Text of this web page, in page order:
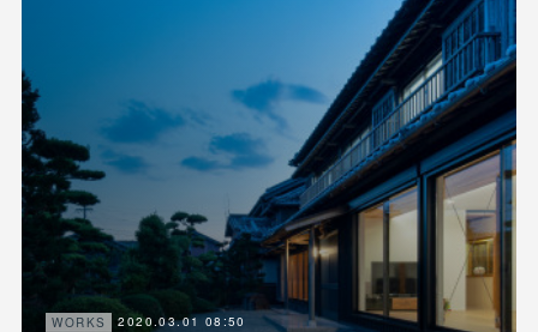
WORKS 2020.03.01 08:50